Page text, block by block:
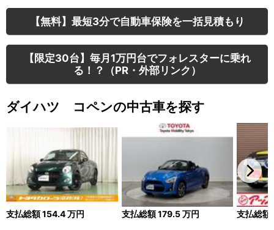
【無料】最短3分で自動車保険を一括見積もり
【限定30台】毎月1万円台でフォレスターに乗れ
る！？（PR・外部リンク）
ダイハツ コペンの中古車を探す
支払総額154.4万円 支払総額179.5万円 支払総額